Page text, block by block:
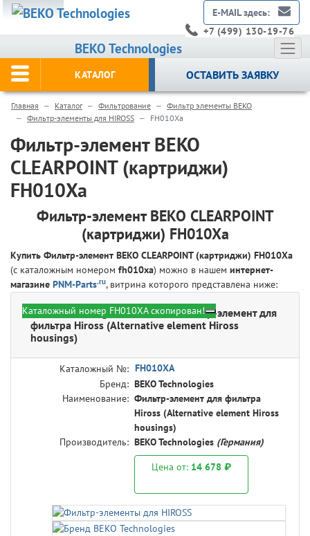
BEKO Technologies
E-MAIL здесь:
+7 (499) 130-19-76
КАТАЛОГ ОСТАВИТЬ ЗАЯВКУ
Главная Каталог Фильтрование
Фильтр элементы BEKO
Фильтр-элементы для HIROSS
FH010Xa
Фильтр-элемент BEKO
CLEARPOINT (картриджи)
FH010Xa
Фильтр-элемент BEKO CLEARPOINT
(картриджи) FH010Xa
Купить Фильтр-элемент BEKO CLEARPOINT (картриджи) FH010Xa
(с каталожным номером fh010xa) можно в нашем интернет-
магазине PNM-Parts.ru, витрина которого представлена ниже:
BEKO Technologies FH010XA - Фильтр-элемент для
фильтра Hiross (Alternative element Hiross
housings)
Каталожный №: FH010XA
Бренд: BEKO Technologies
Наименование: Фильтр-элемент для фильтра
Hiross (Alternative element Hiross
housings)
Производитель: BEKO Technologies (Германия)
Цена от: 14 678 ₽
Каталожный номер FH010XA скопирован!